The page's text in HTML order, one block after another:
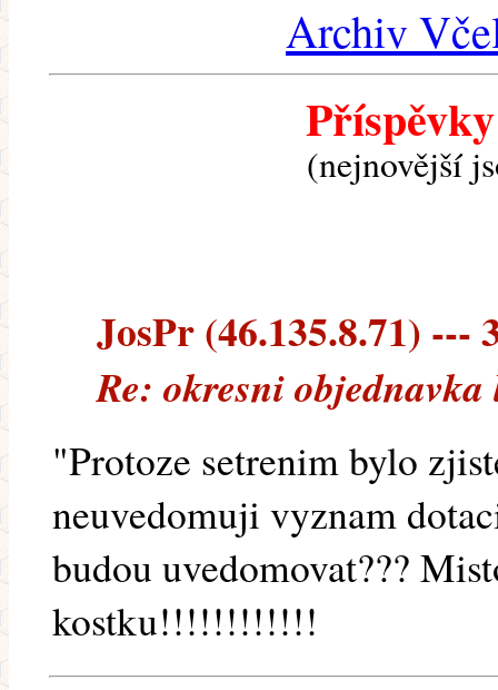
Archiv
(nejnovější
JosPr (46.135.8.71) ---
Re: okresni
"Protoze setrenim bylo
neuvedomuji vyznam
budou uvedomovat???
kostku!!!!!!!!!!!!